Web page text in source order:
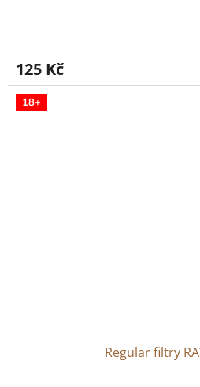
125 Kč
18+
Regular filtry